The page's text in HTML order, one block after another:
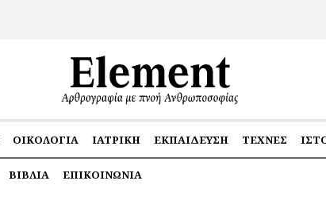
ΟΙΚΟΛΟΓΊΑ ΙΑΤΡΙΚΉ ΕΚΠΑΊΔΕΥΣΗ ΤΈΧΝΕΣ
ΒΙΒΛΊΑ ΕΠΙΚΟΙΝΩΝΊΑ